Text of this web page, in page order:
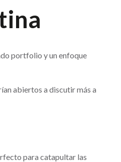
portfolio y un enfoque
abiertos a discutir más a
para catapultar las